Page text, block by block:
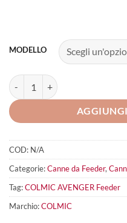
MODELLO
COLMIC AVENGER Feeder
COD: N/A
Categorie:Canne da Feeder,
Tag:COLMIC AVENGER Feeder
Marchio:COLMIC